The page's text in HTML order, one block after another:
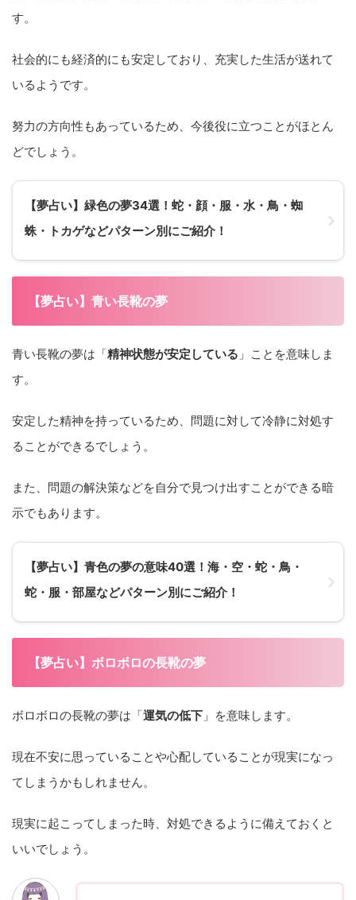
す。
社会的にも経済的にも安定しており、充実した生活が送れて
いるようです。
努力の方向性もあっているため、今後役に立つことがほとん
どでしょう。
【夢占い】緑色の夢34選！蛇・顔・服・水・鳥・蜘
蛛・トカゲなどパターン別にご紹介！
【夢占い】青い長靴の夢
青い長靴の夢は「精神状態が安定している 」ことを意味しま
す。
安定した精神を持っているため、問題に対して冷静に対処す
ることができるでしょう。
また、問題の解決策などを自分で見つけ出すことができる暗
示でもあります。
【夢占い】青色の夢の意味40選！海・空・蛇・鳥・
蛇・服・部屋などパターン別にご紹介！
【夢占い】ボロボロの長靴の夢
ボロボロの長靴の夢は「運気の低下 」を意味します。
現在不安に思っていることや心配していることが現実になっ
てしまうかもしれません。
現実に起こってしまった時、対処できるように備えておくと
いいでしょう。